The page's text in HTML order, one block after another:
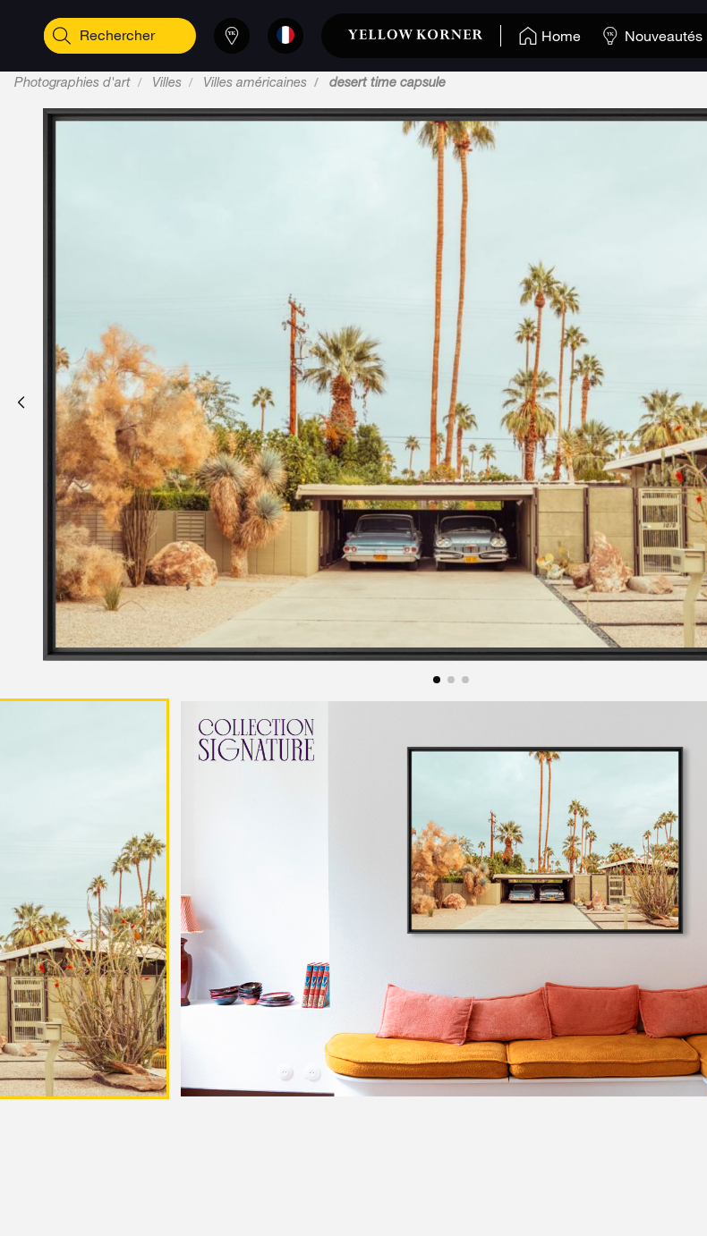
Home Nouveautés
Photographies d'art Villes Villes américaines desert time capsule